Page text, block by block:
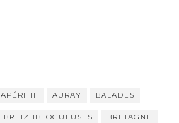
APÉRITIF AURAY BALADES
BREIZHBLOGUEUSES BRETAGNE